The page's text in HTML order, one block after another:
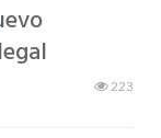
223